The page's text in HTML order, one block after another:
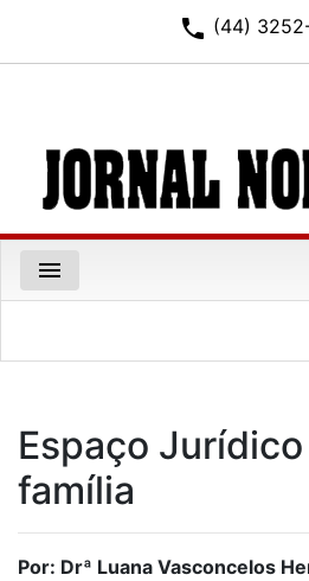
phone (44)
menu
Espaço
família
Por: Drª Luana Vasconcelos